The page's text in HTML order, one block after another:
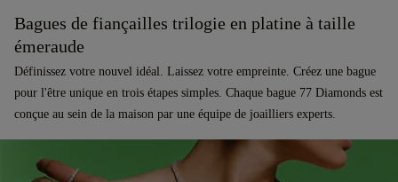
Bagues de fiançailles trilogie en platine à taille
émeraude
Définissez votre nouvel idéal. Laissez votre empreinte. Créez une bague
pour l'être unique en trois étapes simples. Chaque bague 77 Diamonds est
conçue au sein de la maison par une équipe de joailliers experts.